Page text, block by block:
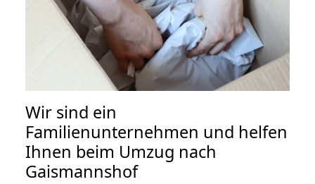
Wir sind ein
Familienunternehmen und helfen
Ihnen beim Umzug nach
Gaismannshof